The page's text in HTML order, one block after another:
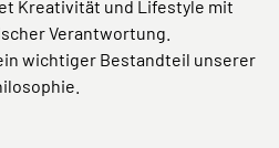
Kreativität und Lifestyle mit
Verantwortung.
wichtiger Bestandteil unserer